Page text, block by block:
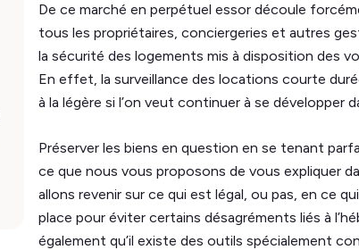
De ce marché en perpétuel essor découle
tous les propriétaires, conciergeries et autres
la sécurité des logements mis à disposition des
En effet, la surveillance des locations courte
à la légère si l’on veut continuer à se développer
Préserver les biens en question en se tenant
ce que nous vous proposons de vous expliquer
allons revenir sur ce qui est légal, ou pas, en ce
place pour éviter certains désagréments liés à
également qu’il existe des outils spécialement